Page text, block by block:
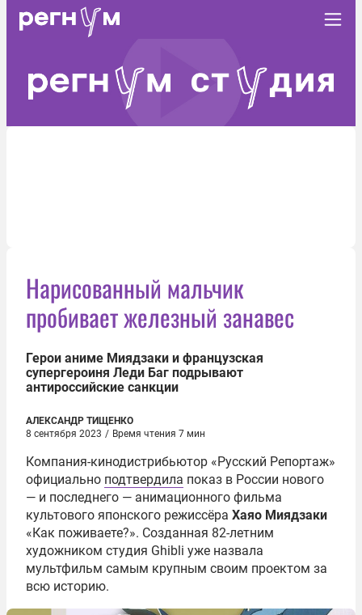
Нарисованный мальчик
пробивает железный занавес
Герои аниме Миядзаки и французская
супергероиня Леди Баг подрывают
антироссийские санкции
АЛЕКСАНДР ТИЩЕНКО
8 сентября 2023 / Время чтения 7 мин
Компания-кинодистрибьютор «Русский Репортаж»
официально подтвердила показ в России нового
— и последнего — анимационного фильма
культового японского режиссёра Хаяо Миядзаки
«Как поживаете?». Созданная 82-летним
художником студия Ghibli уже назвала
мультфильм самым крупным своим проектом за
всю историю.